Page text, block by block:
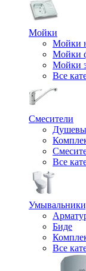
Мойки
Мойки
Мойки
Мойки
Все
Смесители
Все
Биде
Все